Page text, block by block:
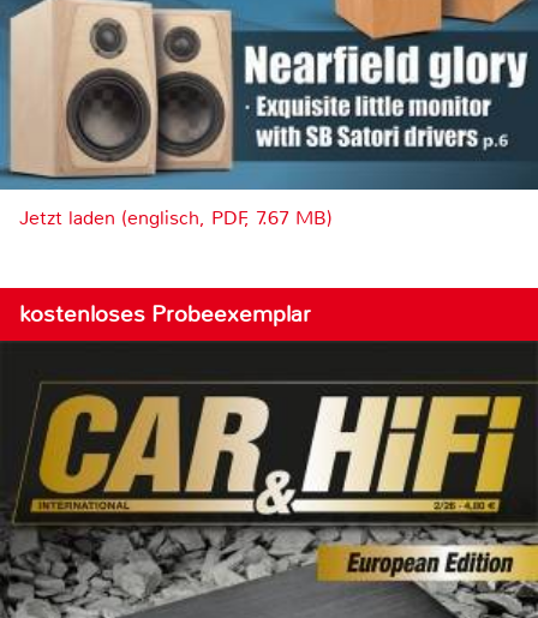
Jetzt laden (englisch, PDF, 7.67 MB)
kostenloses Probeexemplar